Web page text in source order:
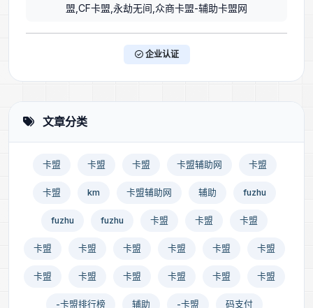
盟,CF卡盟,永劫无间,众商卡盟-辅助卡盟网
企业认证
文章分类
卡盟 卡盟 卡盟 卡盟辅助网 卡盟
卡盟 km 卡盟辅助网 辅助 fuzhu
fuzhu fuzhu 卡盟 卡盟 卡盟
卡盟 卡盟 卡盟 卡盟 卡盟 卡盟
卡盟 卡盟 卡盟 卡盟 卡盟 卡盟
-卡盟排行榜 辅助 -卡盟 码支付